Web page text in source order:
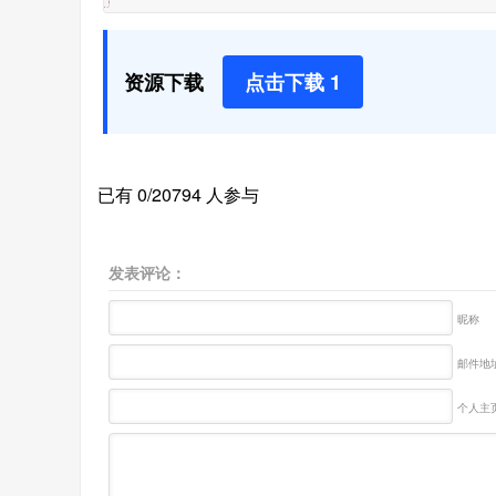
资源下载 点击下载 1
已有 0/20794 人参与
发表评论：
昵称
邮件地
个人主